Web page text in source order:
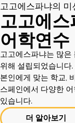
고고에스파냐의 미
고고에
어학연수
고고에스파냐는 많은
위해 설립되었습니다
본인에게 맞는 학교,
스페인에서 다양한
있습니다.
더 알아보기